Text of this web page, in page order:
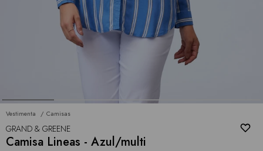
Vestimenta Camisas
GRAND & GREENE
Camisa Lineas - Azul/multi